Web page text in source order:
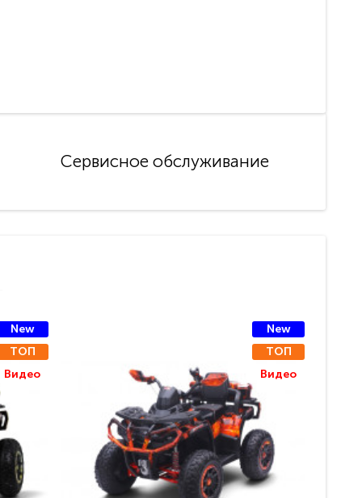
Сервисное обслуживание
New
ТОП
Видео
New
ТОП
Видео